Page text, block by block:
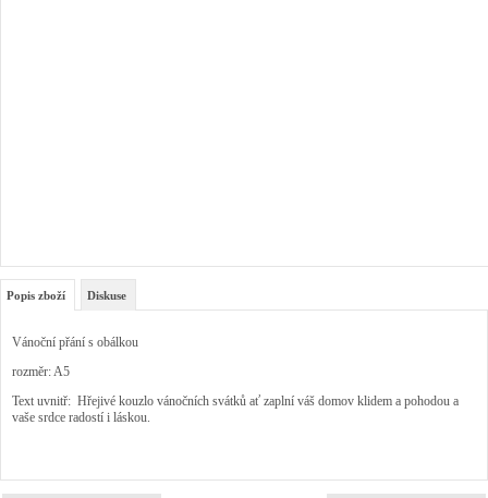
Popis zboží Diskuse
Vánoční přání s obálkou
rozměr: A5
Text uvnitř: Hřejivé kouzlo vánočních svátků ať zaplní váš domov klidem a pohodou a
vaše srdce radostí i láskou.